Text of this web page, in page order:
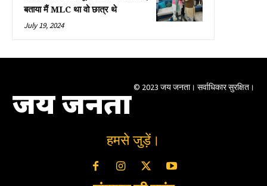
बताया मैं MLC था वो छात्र थे
July 19, 2024
जय जनता © 2023 जय जनता। सर्वाधिकार सुरक्षित।
हमसे जुड़ें।